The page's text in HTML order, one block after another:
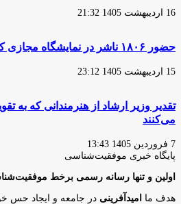
16 اردیبهشت 1405 21:32
حضور ۱۸۰۶ ناشر در نمایشگاه مجازی کتاب تهران قطعی شد
15 اردیبهشت 1405 23:12
تقدیر وزیر ارشاد از هنرمندانی که به
می‌کنند
7 فروردین 1405 13:43
پایگاه‌ خبری موفقیت‌شناسی
اولین و تنها رسانه رسمی برخط
هدف ما امیدآفرینی در جامعه و ایجاد حس